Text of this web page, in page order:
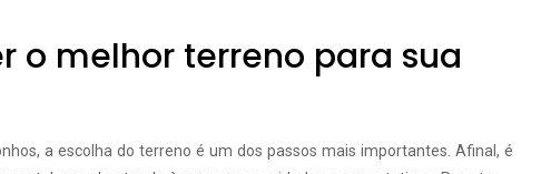
o melhor terreno para sua
a escolha do terreno é um dos passos mais importantes. Afinal, é